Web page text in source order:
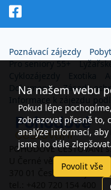
Poznávací zájezdy
Pro seniory 55+
Dokumenty
Zásady
Informace k zájezdu
POHODOVÉ CESTOVÁNÍ
U Černé věže 26
370 01 České Budějovice
Na našem webu
Pokud lépe
zobrazovat přesně to,
analýze informací,
jsme ho dále zlepšovat.
Povolit vše